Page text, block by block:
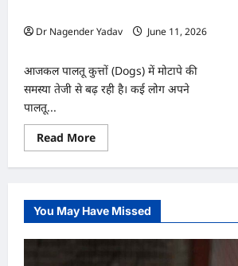
Dr Nagender Yadav
June 11, 2026
आजकल पालतू कुत्तों (Dogs) में मोटापे की
समस्या तेजी से बढ़ रही है। कई लोग अपने
पालतू...
Read MoreRead
more
कुत्ते
से
बचाने
के
लिए
You May Have Missed